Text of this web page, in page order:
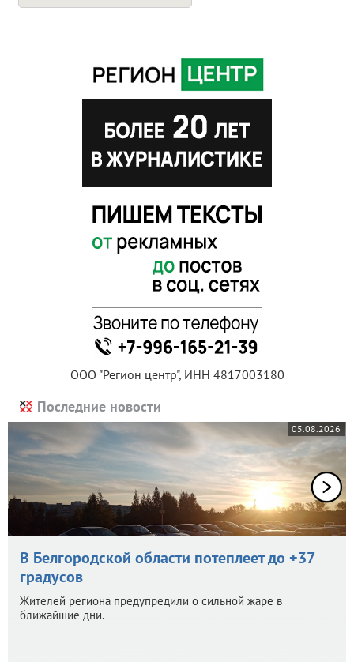
ООО "Регион центр", ИНН 4817003180
Последние новости
05.08.2026
В Белгородской области потеплеет до +37
градусов
Жителей региона предупредили о сильной жаре в
ближайшие дни.